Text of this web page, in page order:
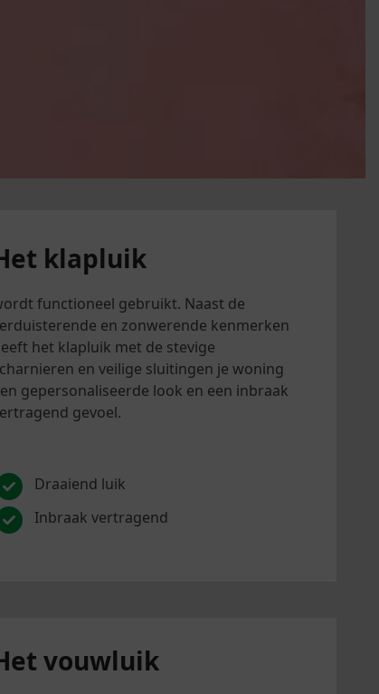
klapluik
functioneel gebruikt. Naast de
en zonwerende kenmerken
het klapluik met de stevige
en veilige sluitingen je woning
gepersonaliseerde look en een inbraak
gevoel.
Draaiend luik
Inbraak vertragend
vouwluik